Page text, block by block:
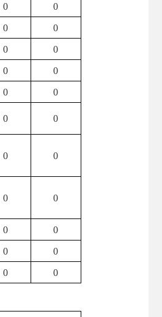
0 0
0 0
0 0
0 0
0 0
0 0
0 0
0 0
0 0
0 0
0 0